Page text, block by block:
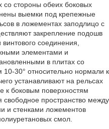
со стороны обеих боковых
выемки под крепежные
в ложементах заподлицо с
закрепление подошв
соединения,
элементами и
в плитах со
30° относительно нормали к
устанавливают на рельсах
боковым поверхностям
свободное пространство между
и стенками ложементов
смол.